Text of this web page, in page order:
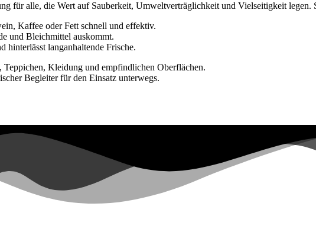
für alle, die Wert auf Sauberkeit, Umweltverträglichkeit und Vielseitigkeit legen.
Kaffee oder Fett schnell und effektiv.
und Bleichmittel auskommt.
hinterlässt langanhaltende Frische.
Teppichen, Kleidung und empfindlichen Oberflächen.
Begleiter für den Einsatz unterwegs.